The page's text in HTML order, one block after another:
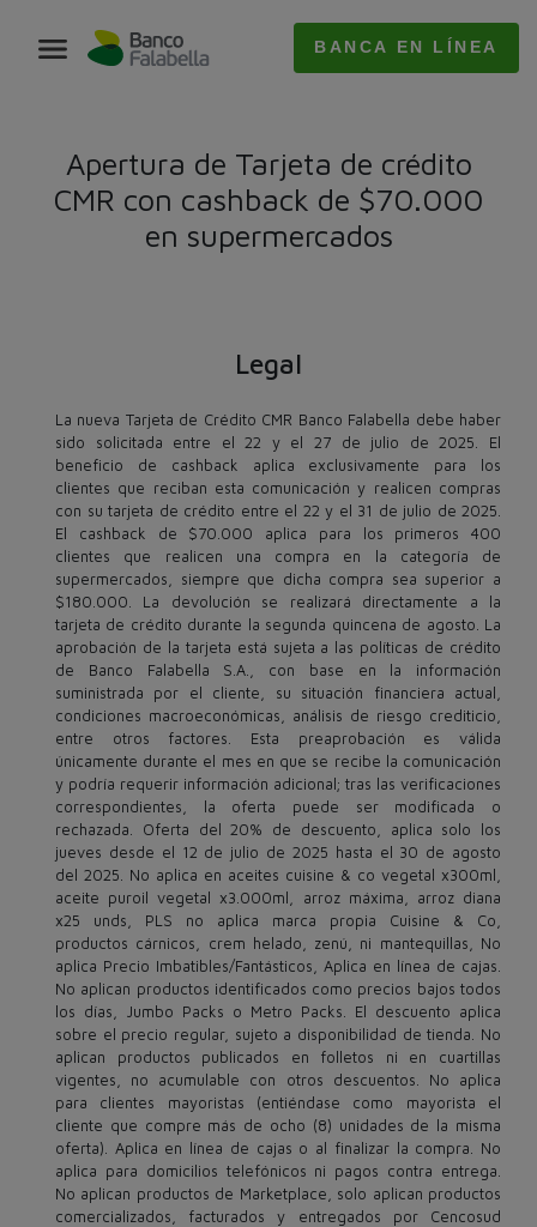
BANCA EN LÍNEA
Apertura de Tarjeta de crédito
CMR con cashback de $70.000
en supermercados
Legal
La nueva Tarjeta de Crédito CMR Banco Falabella debe haber
sido solicitada entre el 22 y el 27 de julio de 2025. El
beneficio de cashback aplica exclusivamente para los
clientes que reciban esta comunicación y realicen compras
con su tarjeta de crédito entre el 22 y el 31 de julio de 2025.
El cashback de $70.000 aplica para los primeros 400
clientes que realicen una compra en la categoría de
supermercados, siempre que dicha compra sea superior a
$180.000. La devolución se realizará directamente a la
tarjeta de crédito durante la segunda quincena de agosto. La
aprobación de la tarjeta está sujeta a las políticas de crédito
de Banco Falabella S.A., con base en la información
suministrada por el cliente, su situación financiera actual,
condiciones macroeconómicas, análisis de riesgo crediticio,
entre otros factores. Esta preaprobación es válida
únicamente durante el mes en que se recibe la comunicación
y podría requerir información adicional; tras las verificaciones
correspondientes, la oferta puede ser modificada o
rechazada. Oferta del 20% de descuento, aplica solo los
jueves desde el 12 de julio de 2025 hasta el 30 de agosto
del 2025. No aplica en aceites cuisine & co vegetal x300ml,
aceite puroil vegetal x3.000ml, arroz máxima, arroz diana
x25 unds, PLS no aplica marca propia Cuisine & Co,
productos cárnicos, crem helado, zenú, ni mantequillas, No
aplica Precio Imbatibles/Fantásticos, Aplica en línea de cajas.
No aplican productos identificados como precios bajos todos
los días, Jumbo Packs o Metro Packs. El descuento aplica
sobre el precio regular, sujeto a disponibilidad de tienda. No
aplican productos publicados en folletos ni en cuartillas
vigentes, no acumulable con otros descuentos. No aplica
para clientes mayoristas (entiéndase como mayorista el
cliente que compre más de ocho (8) unidades de la misma
oferta). Aplica en línea de cajas o al finalizar la compra. No
aplica para domicilios telefónicos ni pagos contra entrega.
No aplican productos de Marketplace, solo aplican productos
comercializados, facturados y entregados por Cencosud